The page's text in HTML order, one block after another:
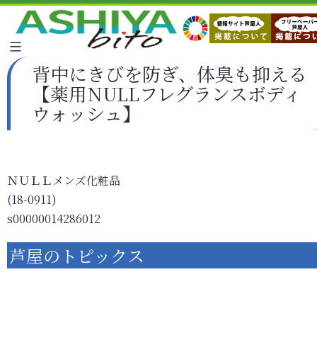
背中にきびを防ぎ、体臭も抑える
【薬用NULLフレグランスボディ
ウォッシュ】
ＮＵＬＬメンズ化粧品
(18-0911)
s00000014286012
芦屋のトピックス